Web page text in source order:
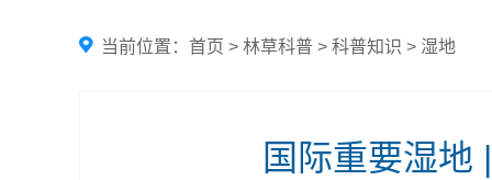
当前位置： 首页 > 林草科普 > 科普知识 > 湿地
国际重要湿地